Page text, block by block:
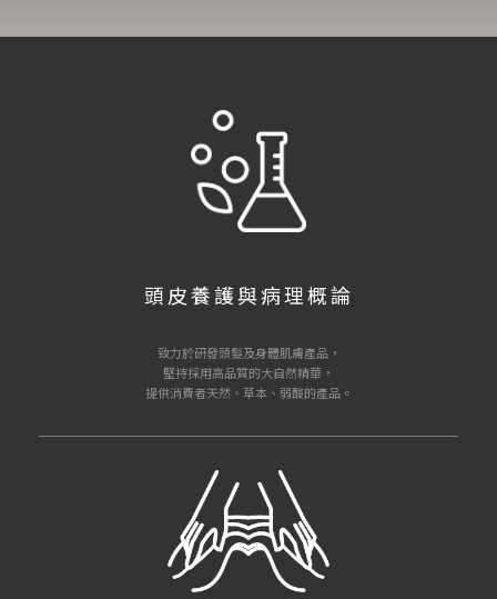
頭皮養護與病理概論
致力於研發頭髮及身體肌膚產品，
堅持採用高品質的大自然精華，
提供消費者天然、草本、弱酸的產品。